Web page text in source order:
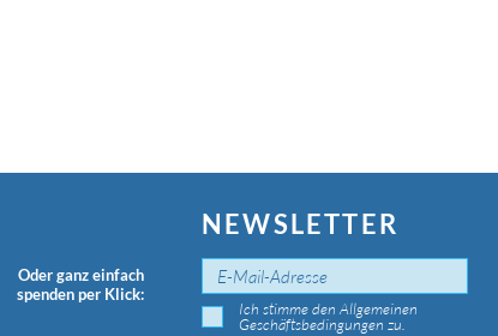
Oder ganz einfach
spenden per Klick:
NEWSLETTER
Ich stimme den Allgemeinen
Geschäftsbedingungen zu.